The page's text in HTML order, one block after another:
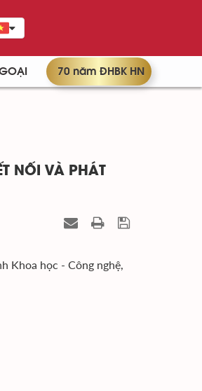
70 năm ĐHBK HN
NỐI VÀ PHÁT
Khoa học - Công nghệ,